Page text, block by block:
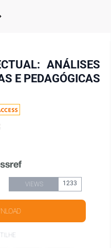
ANÁLISES
E PEDAGÓGICAS
VIEWS 1233